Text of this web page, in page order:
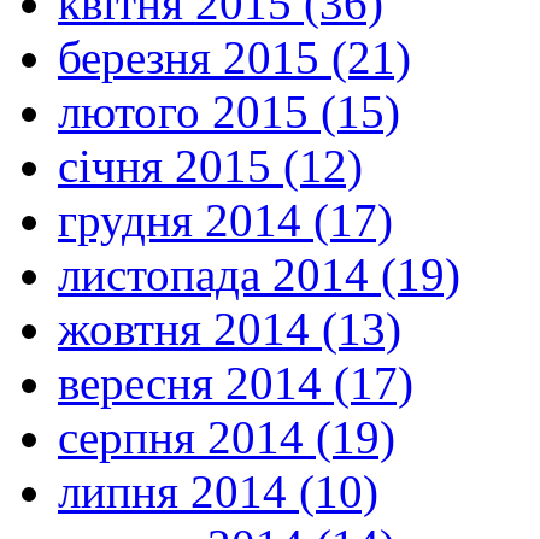
березня 2015 (21)
лютого 2015 (15)
січня 2015 (12)
грудня 2014 (17)
листопада 2014 (19)
жовтня 2014 (13)
вересня 2014 (17)
серпня 2014 (19)
липня 2014 (10)